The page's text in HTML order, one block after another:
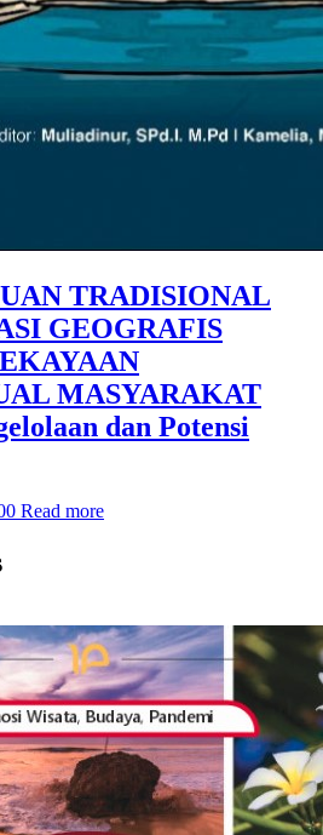
TRADISIONAL
GEOGRAFIS
MASYARAKAT
dan Potensi
Read more